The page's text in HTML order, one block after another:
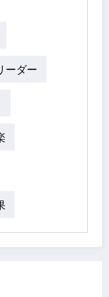
ーダー